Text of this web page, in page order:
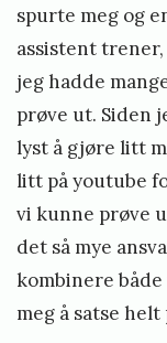
spurte meg og
assistent
jeg hadde
prøve ut. Siden
lyst å gjøre litt
litt på youtube
vi kunne prøve
det så mye
kombinere
meg å satse helt